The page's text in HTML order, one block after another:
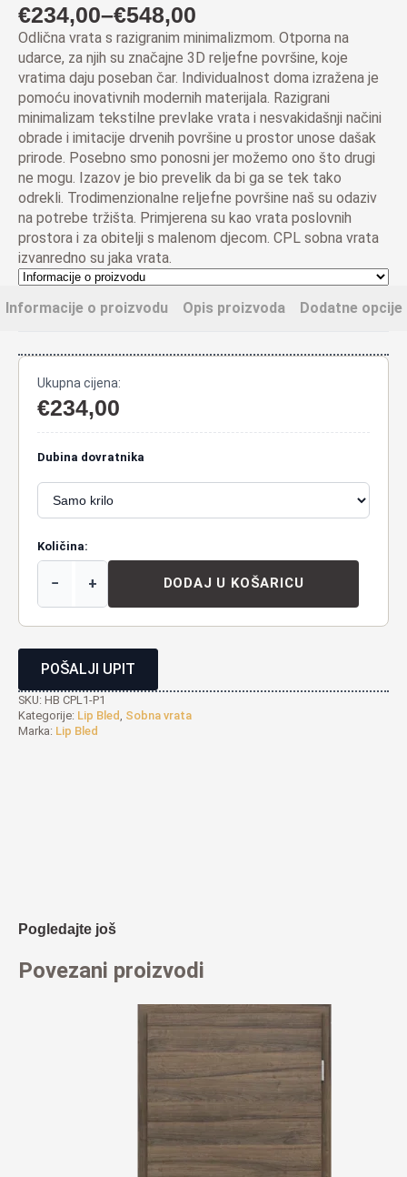
€234,00–€548,00
Raspon
cijena:
od
€234,00
do
€548,00
Odlična vrata s razigranim minimalizmom. Otporna na
udarce, za njih su značajne 3D reljefne površine, koje
vratima daju poseban čar. Individualnost doma izražena je
pomoću inovativnih modernih materijala. Razigrani
minimalizam tekstilne prevlake vrata i nesvakidašnji načini
obrade i imitacije drvenih površine u prostor unose dašak
prirode. Posebno smo ponosni jer možemo ono što drugi
ne mogu. Izazov je bio prevelik da bi ga se tek tako
odrekli. Trodimenzionalne reljefne površine naš su odaziv
na potrebe tržišta. Primjerena su kao vrata poslovnih
prostora i za obitelji s malenom djecom CPL sobna vrata
izvanredno su jaka vrata.
Informacije o proizvodu Opis proizvoda Dodatne opcije
Ukupna cijena:
€234,00
Dubina dovratnika
Količina:
− + DODAJ U KOŠARICU
POŠALJI UPIT
SKU: HB CPL1-P1
Kategorije: Lip Bled Sobna vrata
Marka: Lip Bled
Pogledajte još
Povezani proizvodi